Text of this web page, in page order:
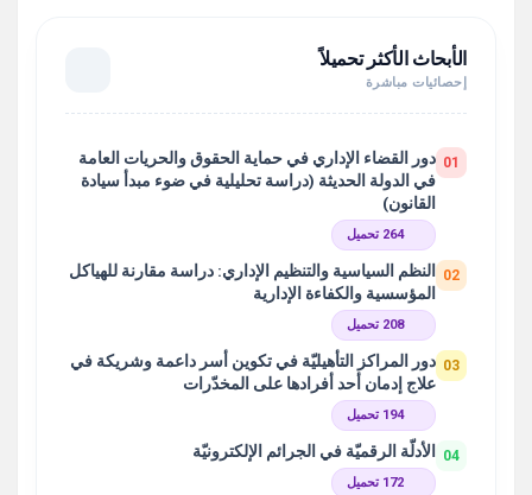
الأبحاث الأكثر تحميلاً
إحصائيات مباشرة
01 دور القضاء الإداري في حماية الحقوق والحريات العامة
في الدولة الحديثة (دراسة تحليلية في ضوء مبدأ سيادة
القانون)
264 تحميل
02
النظم السياسية والتنظيم الإداري: دراسة مقارنة للهياكل
المؤسسية والكفاءة الإدارية
208 تحميل
03 دور المراكز التأهيليّة في تكوين أسر داعمة وشريكة في
علاج إدمان أحد أفرادها على المخدّرات
194 تحميل
04 الأدلّة الرقميّة في الجرائم الإلكترونيّة
172 تحميل